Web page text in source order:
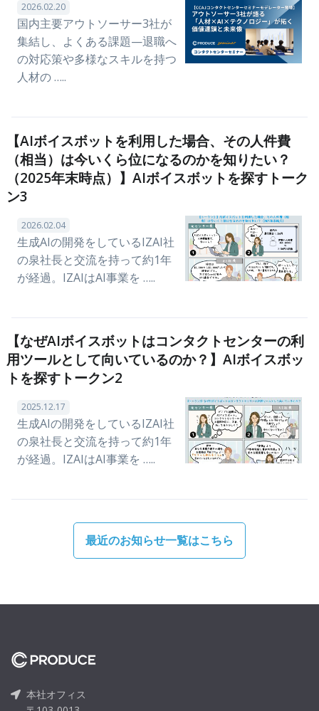
2026.02.20
国内主要アウトソーサー3社が
集結し、よくある課題—退職へ
の対応策や多様なスキルを持つ
人材の …..
【AIボイスボットを利用した場合、その人件費
（相当）は今いくら位になるのかを知りたい？
（2025年末時点）】AIボイスボットを探すトーク
ン3
2026.02.04
生成AIの開発をしているIZAI社
の泉社長と交流を持って約1年
が経過。IZAIはAI事業を …..
【なぜAIボイスボットはコンタクトセンターの利
用ツールとして向いているのか？】AIボイスボッ
トを探すトークン2
2025.12.17
生成AIの開発をしているIZAI社
の泉社長と交流を持って約1年
が経過。IZAIはAI事業を …..
最近のお知らせ一覧はこちら
本社オフィス